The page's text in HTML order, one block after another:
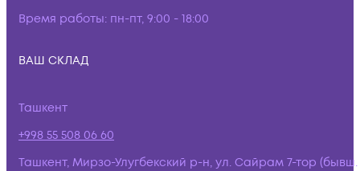
Время работы: пн-пт, 9:00 - 18:00
ВАШ СКЛАД
Ташкент
+998 55 508 06 60
Ташкент, Мирзо-Улугбекский р-н, ул. Сайрам 7-тор (бывш.